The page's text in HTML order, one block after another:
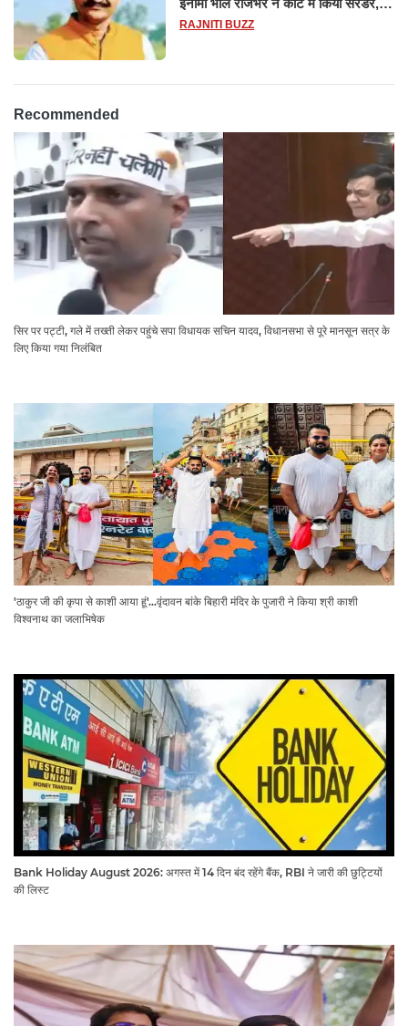
इनामी भोले राजभर ने कोर्ट में किया सरेंडर,
14 दिन के लिए भेजा गया जेल
RAJNITI BUZZ
Recommended
सिर पर पट्टी, गले में तख्ती लेकर पहुंचे सपा विधायक सचिन यादव, विधानसभा से पूरे मानसून सत्र के
लिए किया गया निलंबित
'ठाकुर जी की कृपा से काशी आया हूं'...वृंदावन बांके बिहारी मंदिर के पुजारी ने किया श्री काशी
विश्वनाथ का जलाभिषेक
Bank Holiday August 2026: अगस्त में 14 दिन बंद रहेंगे बैंक, RBI ने जारी की छुट्टियों
की लिस्ट​​​​​​​